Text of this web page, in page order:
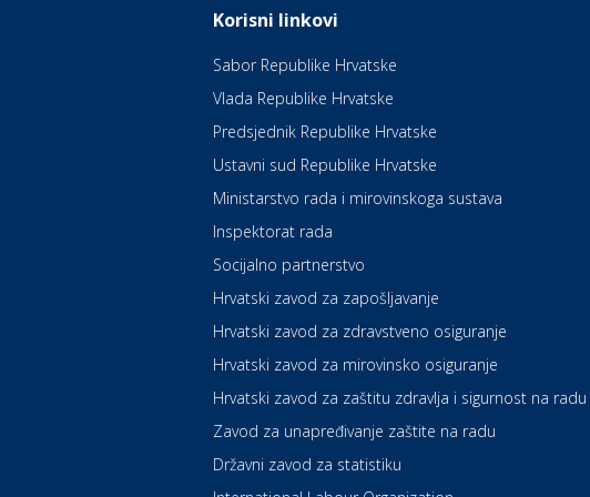
Korisni linkovi
Sabor Republike Hrvatske
Vlada Republike Hrvatske
Predsjednik Republike Hrvatske
Ustavni sud Republike Hrvatske
Ministarstvo rada i mirovinskoga sustava
Inspektorat rada
Socijalno partnerstvo
Hrvatski zavod za zapošljavanje
Hrvatski zavod za zdravstveno osiguranje
Hrvatski zavod za mirovinsko osiguranje
Hrvatski zavod za zaštitu zdravlja i sigurnost na radu
Zavod za unapređivanje zaštite na radu
Državni zavod za statistiku